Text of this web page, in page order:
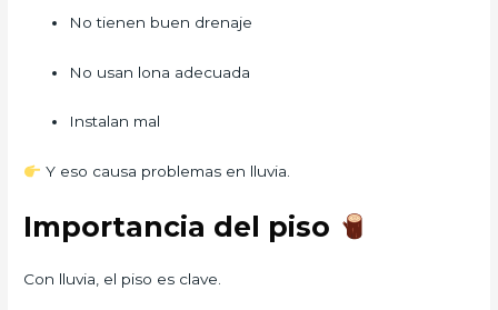
No tienen buen drenaje
No usan lona adecuada
Instalan mal
Y eso causa problemas en lluvia.
Importancia del piso
Con lluvia, el piso es clave.